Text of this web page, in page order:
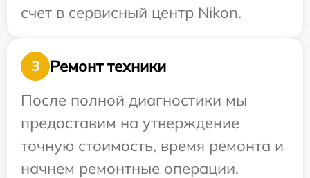
счет в сервисный центр Nikon.
3
Ремонт техники
После полной диагностики мы
предоставим на утверждение
точную стоимость, время ремонта и
начнем ремонтные операции.